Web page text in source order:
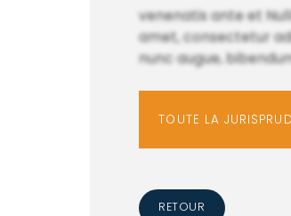
venenatis ante et
amet, consectetur
nunc augue,
TOUTE LA
RETOUR